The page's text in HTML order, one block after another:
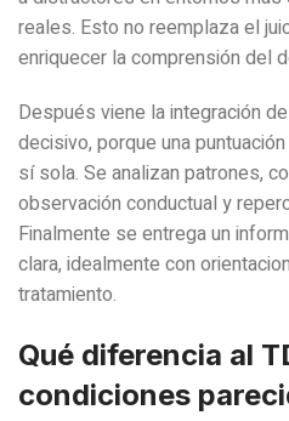
reales. Esto no reemplaza el
enriquecer la comprensión del
Después viene la integración
decisivo, porque una
sí sola. Se analizan patrones,
observación conductual y
Finalmente se entrega un
clara, idealmente con
tratamiento.
Qué diferencia al
condiciones